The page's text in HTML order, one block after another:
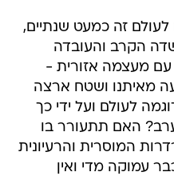
זה כמעט שנתיים,
הקרב והעובדה
עם מעצמה אזורית -
מאיתנו ושטח ארצה
דוגמה לעולם ועל ידי כך
האם תתעורר בו
המוסרית והרעיונית
עמוקה מדי ואין